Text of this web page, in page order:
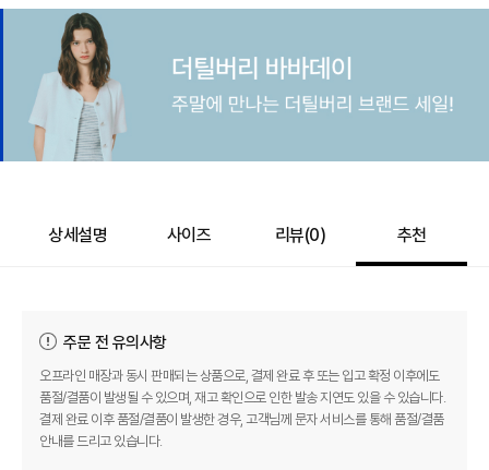
상세설명 사이즈 리뷰(0) 추천
주문 전 유의사항
오프라인 매장과 동시 판매되는 상품으로, 결제 완료 후 또는 입고 확정 이후에도
품절/결품이 발생될 수 있으며, 재고 확인으로 인한 발송 지연도 있을 수 있습니다.
결제 완료 이후 품절/결품이 발생한 경우, 고객님께 문자 서비스를 통해 품절/결품
안내를 드리고 있습니다.